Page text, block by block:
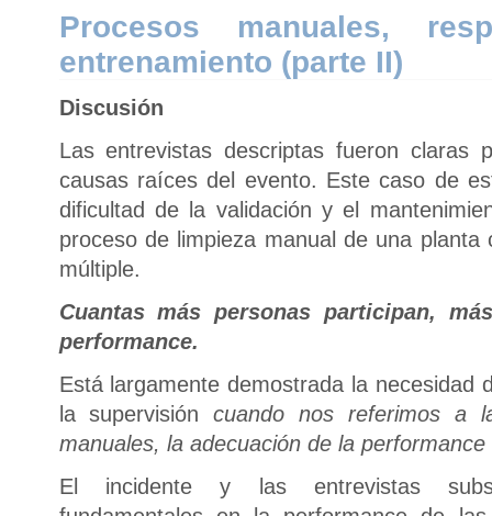
Procesos manuales,
entrenamiento (parte II)
Discusión
Las entrevistas descriptas fueron claras
causas raíces del evento. Este caso de
dificultad de la validación y el
proceso de limpieza manual de una
múltiple.
Cuantas más personas participan,
performance.
Está largamente demostrada la necesidad
la supervisióncuando nos referimos a
manuales, la adecuación de la
El incidente y las entrevistas